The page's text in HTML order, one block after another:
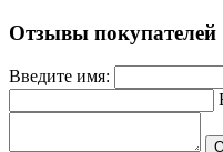
Отзывы покупателей
Введите имя: